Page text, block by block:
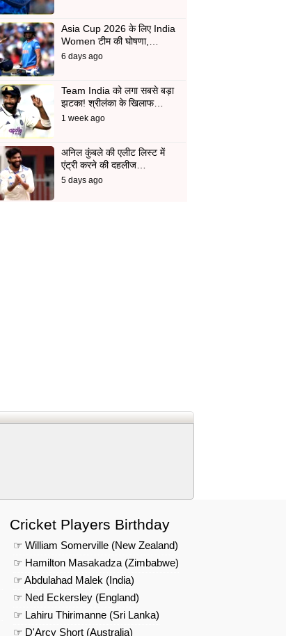
Asia Cup 2026 के लिए India
Women टीम की घोषणा,…
6 days ago
Team India को लगा सबसे बड़ा
झटका! श्रीलंका के खिलाफ…
1 week ago
अनिल कुंबले की एलीट लिस्ट में
एंट्री करने की दहलीज…
5 days ago
News
Cricket Players Birthday
☞ William Somerville (New Zealand)
☞ Hamilton Masakadza (Zimbabwe)
☞ Abdulahad Malek (India)
☞ Ned Eckersley (England)
☞ Lahiru Thirimanne (Sri Lanka)
☞ D'Arcy Short (Australia)